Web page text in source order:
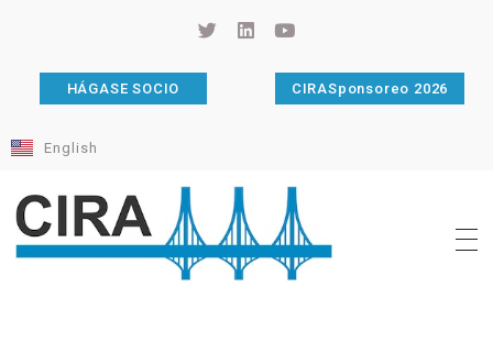
HÁGASE SOCIO CIRASponsoreo 2026
English